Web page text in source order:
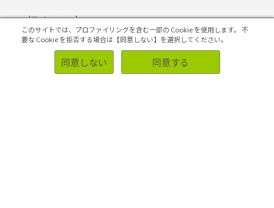
初めての方へ
このサイトでは、プロファイリングを含む一部の Cookie を使用します。 不
要な Cookie を拒否する場合は【同意しない】を選択してください。
同意しない 同意する